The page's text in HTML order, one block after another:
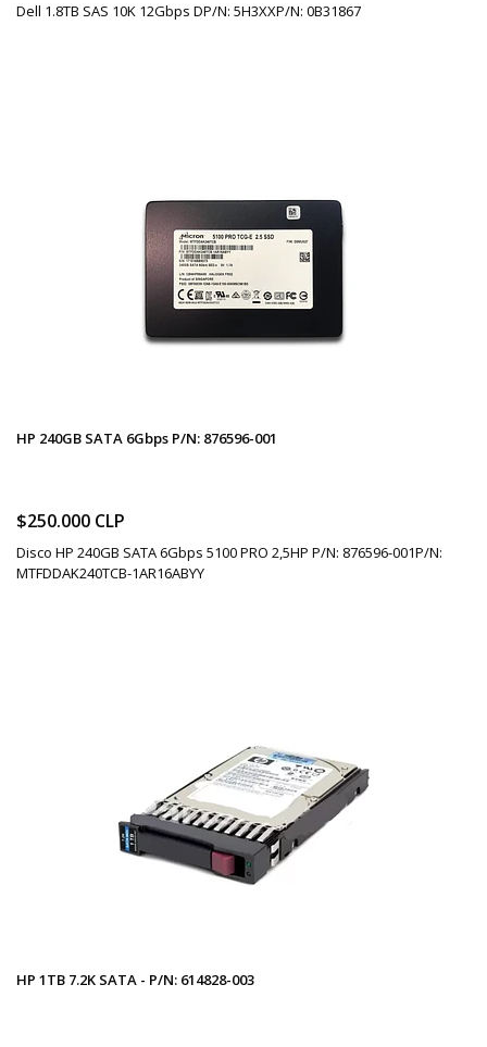
Dell 1.8TB SAS 10K 12Gbps DP/N: 5H3XXP/N: 0B31867
HP 240GB SATA 6Gbps P/N: 876596-001
$250.000 CLP
Disco HP 240GB SATA 6Gbps 5100 PRO 2,5HP P/N: 876596-001P/N:
MTFDDAK240TCB-1AR16ABYY
HP 1TB 7.2K SATA - P/N: 614828-003